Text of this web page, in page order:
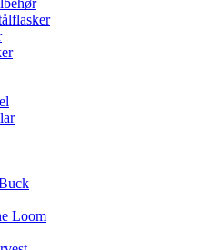
Loom